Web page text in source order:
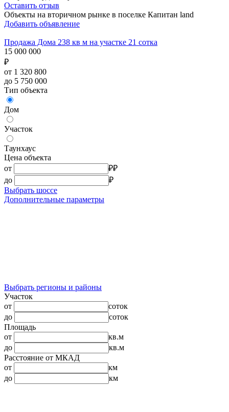
Оставить отзыв
Объекты на вторичном рынке в поселке Капитан land
Добавить объявление
Продажа Дома 238 кв м на участке 21 сотка
15 000 000
₽
от 1 320 800
до 5 750 000
Тип объекта
Дом
Участок
Таунхаус
Цена объекта
от
₽₽
до
₽
Выбрать шоссе
Дополнительные параметры
Выбрать регионы и районы
Участок
от
соток
до
соток
Площадь
от
кв.м
до
кв.м
Расстояние от МКАД
от
км
до
км